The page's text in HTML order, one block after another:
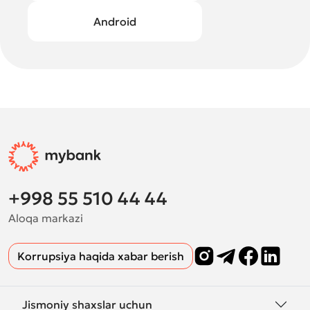
Android
+998 55 510 44 44
Aloqa markazi
Korrupsiya haqida xabar berish
Jismoniy shaxslar uchun